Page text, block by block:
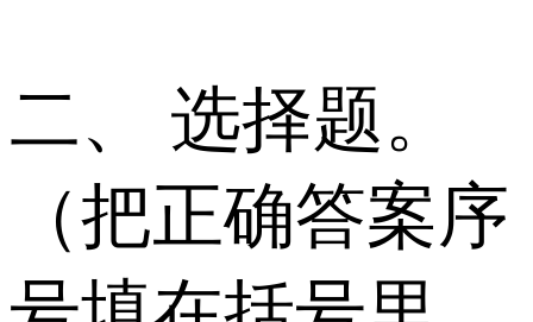
二、 选择题。
（把正确答案序